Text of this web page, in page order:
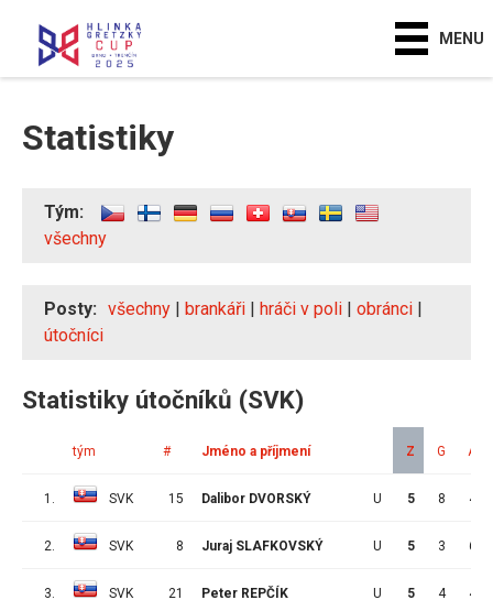
MENU
Statistiky
Tým:
všechny
Posty: všechny | brankáři | hráči v poli | obránci |
útočníci
Statistiky útočníků (SVK)
tým # Jméno a příjmení Z G A
1. SVK 15 Dalibor DVORSKÝ U 5 8 4
2. SVK 8 Juraj SLAFKOVSKÝ U 5 3 6
3. SVK 21 Peter REPČÍK U 5 4 4